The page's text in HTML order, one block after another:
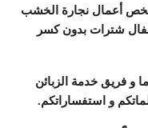
أعمال نجارة الخشب
شترات بدون كسر
و فريق خدمة الزبائن
و استفساراتكم.